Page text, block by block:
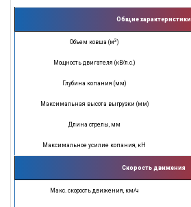
Общие характеристики
Объем ковша (м3)
Мощность двигателя (кВ/л.с.)
Глубина копания (мм)
Максимальная высота выгрузки (мм)
Длина стрелы, мм
Максимальное усилие копания, кН
Скорость движения
Макс. скорость движения, км/ч